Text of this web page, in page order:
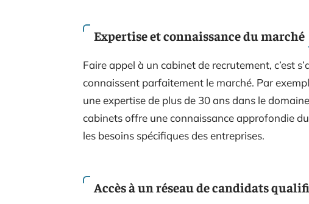
Expertise et connaissance du marché
Faire appel à un cabinet de recrutement, c’est
connaissent parfaitement le marché. Par
une expertise de plus de 30 ans dans le
cabinets offre une connaissance approfondie
les besoins spécifiques des entreprises.
Accès à un réseau de candidats